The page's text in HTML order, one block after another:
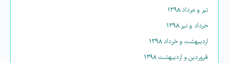
تیر و مرداد ۱۳۹۸
خرداد و تیر ۱۳۹۸
اردیبهشت و خرداد ۱۳۹۸
فروردین و اردیبهشت ۱۳۹۸